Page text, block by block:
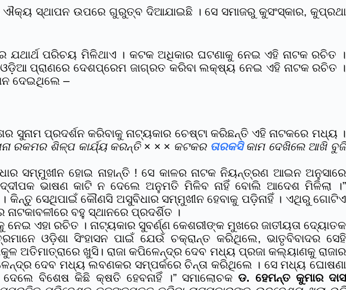
ଐକ୍ୟ ସ୍ଥାପନ ଉପରେ ଗୁରୁତ୍ବ ଦିଆଯାଇଛି । ସେ ସମାଜରୁ କୁସଂସ୍କାର, କୁପ୍ରଥା
ଯଥାର୍ଥ ପରିଚୟ ମିଳିଥାଏ । କଟକ ଅଧିକାର ଘଟଣାକୁ ନେଇ ଏହି ନାଟକ ରଚିତ ।
ପ୍ରାଣରେ ଦେଶପ୍ରେମ ଜାଗ୍ରତ କରିବା ଲକ୍ଷ୍ୟ ନେଇ ଏହି ନାଟକ ରଚିତ ।
ଦେଇଥିଲେ –
ସୁନାମ ପ୍ରଦର୍ଶନ କରିବାକୁ ନାଟ୍ୟକାର ଚେଷ୍ଟା କରିଛନ୍ତି ଏହି ନାଟକରେ ମଧ୍ୟ ।
ରକମର ଶିଳ୍ପ କାର୍ଯ୍ୟ କରନ୍ତି × × × କଟକର ତାରକସିକାମ ଦେଖିଲେ ଆଖି ବୁଜି
ସମ୍ମୁଖୀନ ହୋଇ ନାହାନ୍ତି ! ସେ କାଳର ନାଟକ ନିୟନ୍ତ୍ରଣ ଆଇନ ଅନୁସାରେ
ଭାଷଣ କାଟି ନ ଦେଲେ ଅନୁମତି ମିଳିବ ନାହିଁ ବୋଲି ଆଦେଶ ମିଳିଲା ।”
ସେଥିପାଇଁ କୌଣସି ଅସୁବିଧାର ସମ୍ମୁଖୀନ ହେବାକୁ ପଡି଼ନାହିଁ । ଏଥିରୁ ଗୋଟିଏ
ନାଟକାବଳୀରେ ବହୁ ସ୍ଥାନରେ ପ୍ରଦର୍ଶିତ ।
ଏହା ରଚିତ । ନାଟ୍ୟକାର ସୁବର୍ଣ୍ଣ କେଶରୀଙ୍କ ମୁଖରେ ଜାତୀୟତା ଦ୍ୟୋତକ
ଓଡ଼ିଶା ସିଂହାସନ ପାଇଁ ଯେଉଁ ଚକ୍ରାନ୍ତ କରିଥିଲେ, ଭାତୃବିବାଦର ସେହି
ଅତିମାତ୍ରାରେ ଖୁସି। ରାଜା କପିଳେନ୍ଦ୍ର ଦେବ ମଧ୍ୟ ପ୍ରଜା କଲ୍ୟାଣକୁ ରାଜାର
ଦେବ ମଧ୍ୟ ଲବଣକର ସମ୍ପର୍କରେ ଚିନ୍ତା କରିଥିଲେ । ସେ ମଧ୍ୟ ଘୋଷଣା
ବିଶେଷ କିଛି କ୍ଷତି ହେବନାହିଁ ।” ସମାଲୋଚକଡ. ହେମନ୍ତ କୁମାର ଦାସ